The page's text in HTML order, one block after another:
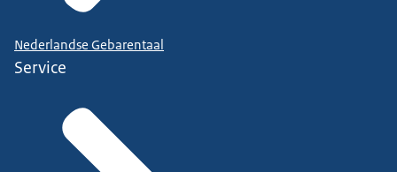
Nederlandse Gebarentaal
Service